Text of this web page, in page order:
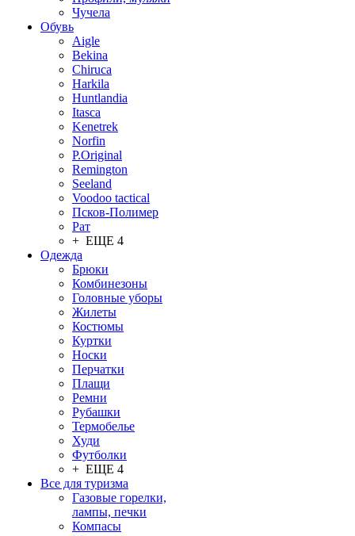
Чучела
Обувь
Aigle
Bekina
Chiruсa
Harkila
Huntlandia
Itasca
Kenetrek
Norfin
P.Original
Remington
Seeland
Voodoo tactical
Псков-Полимер
Рат
+ ЕЩЕ 4
Одежда
Брюки
Комбинезоны
Головные уборы
Жилеты
Костюмы
Куртки
Носки
Перчатки
Плащи
Ремни
Рубашки
Термобелье
Худи
Футболки
+ ЕЩЕ 4
Все для туризма
Газовые горелки,
лампы, печки
Компасы